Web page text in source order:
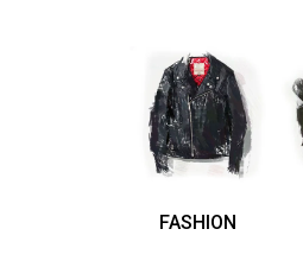
FASHION